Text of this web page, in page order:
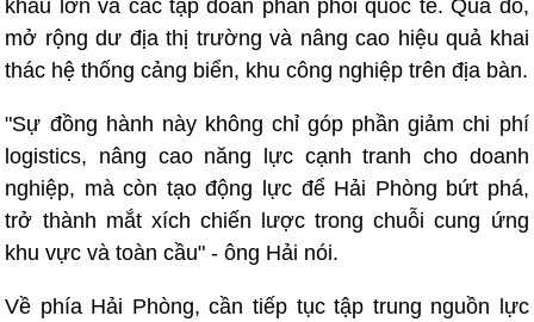
khẩu lớn và các tập đoàn phân phối quốc tế. Qua đó,
mở rộng dư địa thị trường và nâng cao hiệu quả khai
thác hệ thống cảng biển, khu công nghiệp trên địa bàn.
"Sự đồng hành này không chỉ góp phần giảm chi phí
logistics, nâng cao năng lực cạnh tranh cho doanh
nghiệp, mà còn tạo động lực để Hải Phòng bứt phá,
trở thành mắt xích chiến lược trong chuỗi cung ứng
khu vực và toàn cầu" - ông Hải nói.
Về phía Hải Phòng, cần tiếp tục tập trung nguồn lực